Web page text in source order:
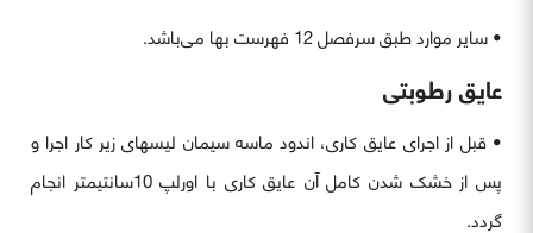
• سایر موارد طبق سرفصل 12 فهرست بها می‌باشد.
عایق رطوبتی
• قبل از اجرای عایق کاری، اندود ماسه سیمان لیسهای زیر کار اجرا و
پس از خشک شدن کامل آن عایق کاری با اورلپ 10سانتیمتر انجام
گردد.